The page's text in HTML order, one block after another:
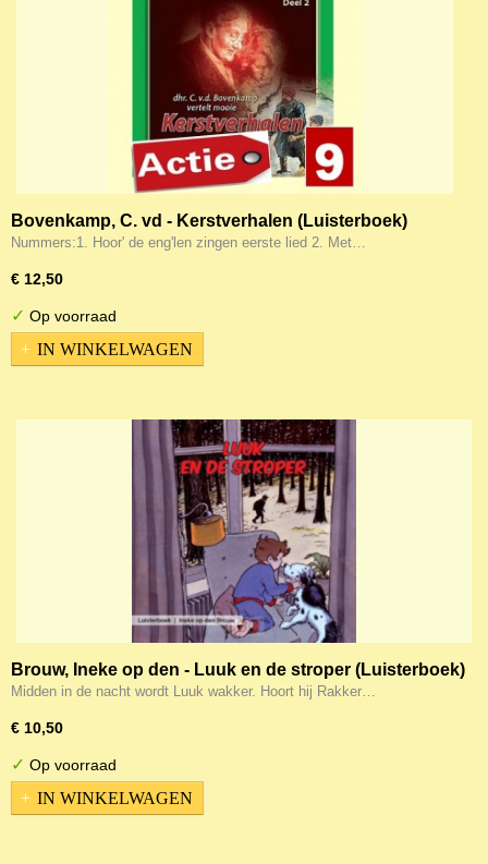
Bovenkamp, C. vd - Kerstverhalen (Luisterboek)
Nummers:1. Hoor' de eng'len zingen eerste lied 2. Met…
€ 12,50
✓ Op voorraad
IN WINKELWAGEN
Brouw, Ineke op den - Luuk en de stroper (Luisterboek)
Midden in de nacht wordt Luuk wakker. Hoort hij Rakker…
€ 10,50
✓ Op voorraad
IN WINKELWAGEN